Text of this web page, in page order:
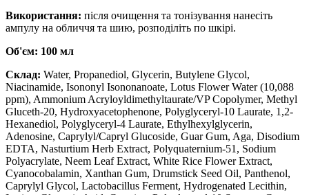
Використання: після очищення та тонізування нанесіть
ампулу на обличчя та шию, розподіліть по шкірі.
Об'єм: 100 мл
Склад: Water, Propanediol, Glycerin, Butylene Glycol,
Niacinamide, Isononyl Isononanoate, Lotus Flower Water (10,088
ppm), Ammonium Acryloyldimethyltaurate/VP Copolymer, Methyl
Gluceth-20, Hydroxyacetophenone, Polyglyceryl-10 Laurate, 1,2-
Hexanediol, Polyglyceryl-4 Laurate, Ethylhexylglycerin,
Adenosine, Caprylyl/Capryl Glucoside, Guar Gum, Aga, Disodium
EDTA, Nasturtium Herb Extract, Polyquaternium-51, Sodium
Polyacrylate, Neem Leaf Extract, White Rice Flower Extract,
Cyanocobalamin, Xanthan Gum, Drumstick Seed Oil, Panthenol,
Caprylyl Glycol, Lactobacillus Ferment, Hydrogenated Lecithin,